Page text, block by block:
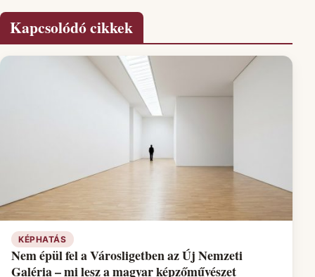
Kapcsolódó cikkek
KÉPHATÁS
Nem épül fel a Városligetben az Új Nemzeti
Galéria – mi lesz a magyar képzőművészet